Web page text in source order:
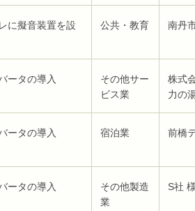
に擬音装置を設
公共・教育 南丹
ータの導入
その他サー
ビス業
株式
力の
ータの導入 宿泊業 前橋
ータの導入
その他製造
業
S社